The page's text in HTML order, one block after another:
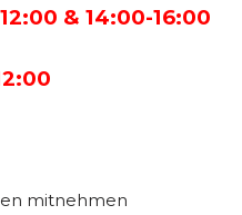
& 14:00-16:00
mitnehmen